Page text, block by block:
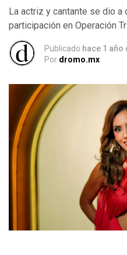
La actriz y cantante se dio a
participación en Operación
Publicado hace 1 año
Por dromo.mx